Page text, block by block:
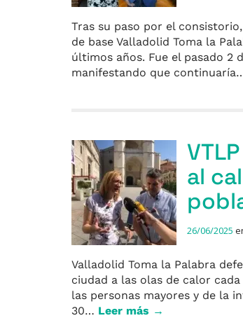
Tras su paso por el
de base Valladolid Toma la
últimos años. Fue el pasado 2
manifestando que
al
26/06/2025
Valladolid Toma la Palabra
ciudad a las olas de calor
las personas mayores y de la
30… Leer más →